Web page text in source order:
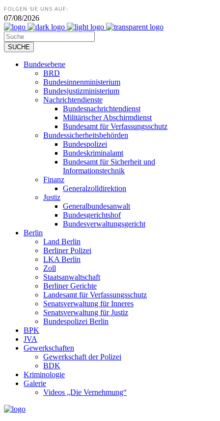
FOLGEN SIE UNS AUF:
07/08/2026
Bundesebene
BRD
Bundesinnenministerium
Bundesjustizministerium
Nachrichtendienste
Bundesnachrichtendienst
Militärischer Abschirmdienst
Bundesamt für Verfassungsschutz
Bundessicherheitsbehörden
Bundespolizei
Bundeskriminalamt
Bundesamt für Sicherheit und
Informationstechnik
Finanz
Generalzolldirektion
Justiz
Generalbundesanwalt
Bundesgerichtshof
Bundesverwaltungsgericht
Berlin
Land Berlin
Berliner Polizei
LKA Berlin
Zoll
Staatsanwaltschaft
Berliner Gerichte
Landesamt für Verfassungsschutz
Senatsverwaltung für Inneres
Senatsverwaltung für Justiz
Bundespolizei Berlin
BPK
JVA
Gewerkschaften
Gewerkschaft der Polizei
BDK
Kriminologie
Galerie
Videos „Die Vernehmung“